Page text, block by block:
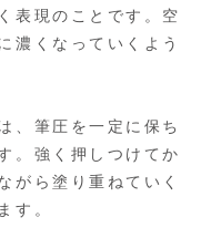
表現のことです。空
濃くなっていくよう
、筆圧を一定に保ち
。強く押しつけてか
がら塗り重ねていく
す。